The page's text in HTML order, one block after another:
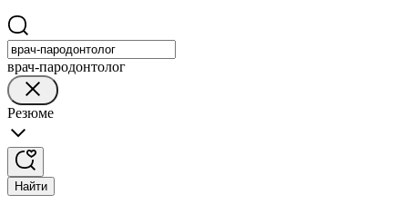
врач-пародонтолог
Резюме
Найти